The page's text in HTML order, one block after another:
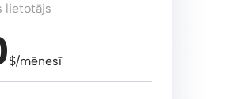
lietotājs
$/mēnesī